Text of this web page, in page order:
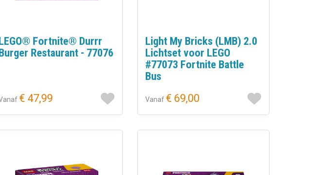
Fortnite® Durrr
Restaurant - 77076
€ 47,99
Light My Bricks (LMB) 2.0
Lichtset voor LEGO
#77073 Fortnite Battle
Bus
Vanaf € 69,00